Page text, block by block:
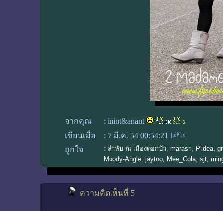
จากคุณ : inint&anant
เขียนเมื่อ
: 7 มี.ค. 54 00:54:21
ถูกใจ
: ลำหับ ณ เมืองดอกบัว, marasri, P'idea,
Moody-Angle, jaytoo, Mee_Cola, sjt,
ความคิดเห็นที่ 5